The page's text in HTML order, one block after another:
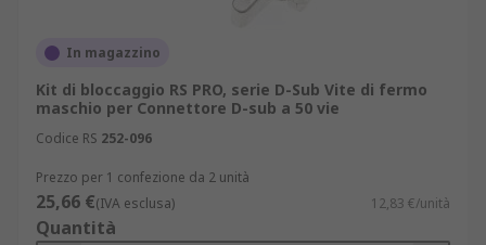
In magazzino
Kit di bloccaggio RS PRO, serie D-Sub Vite di fermo
maschio per Connettore D-sub a 50 vie
Codice RS 252-096
Prezzo per 1 confezione da 2 unità
25,66 €(IVA esclusa) 12,83 €/unità
Quantità